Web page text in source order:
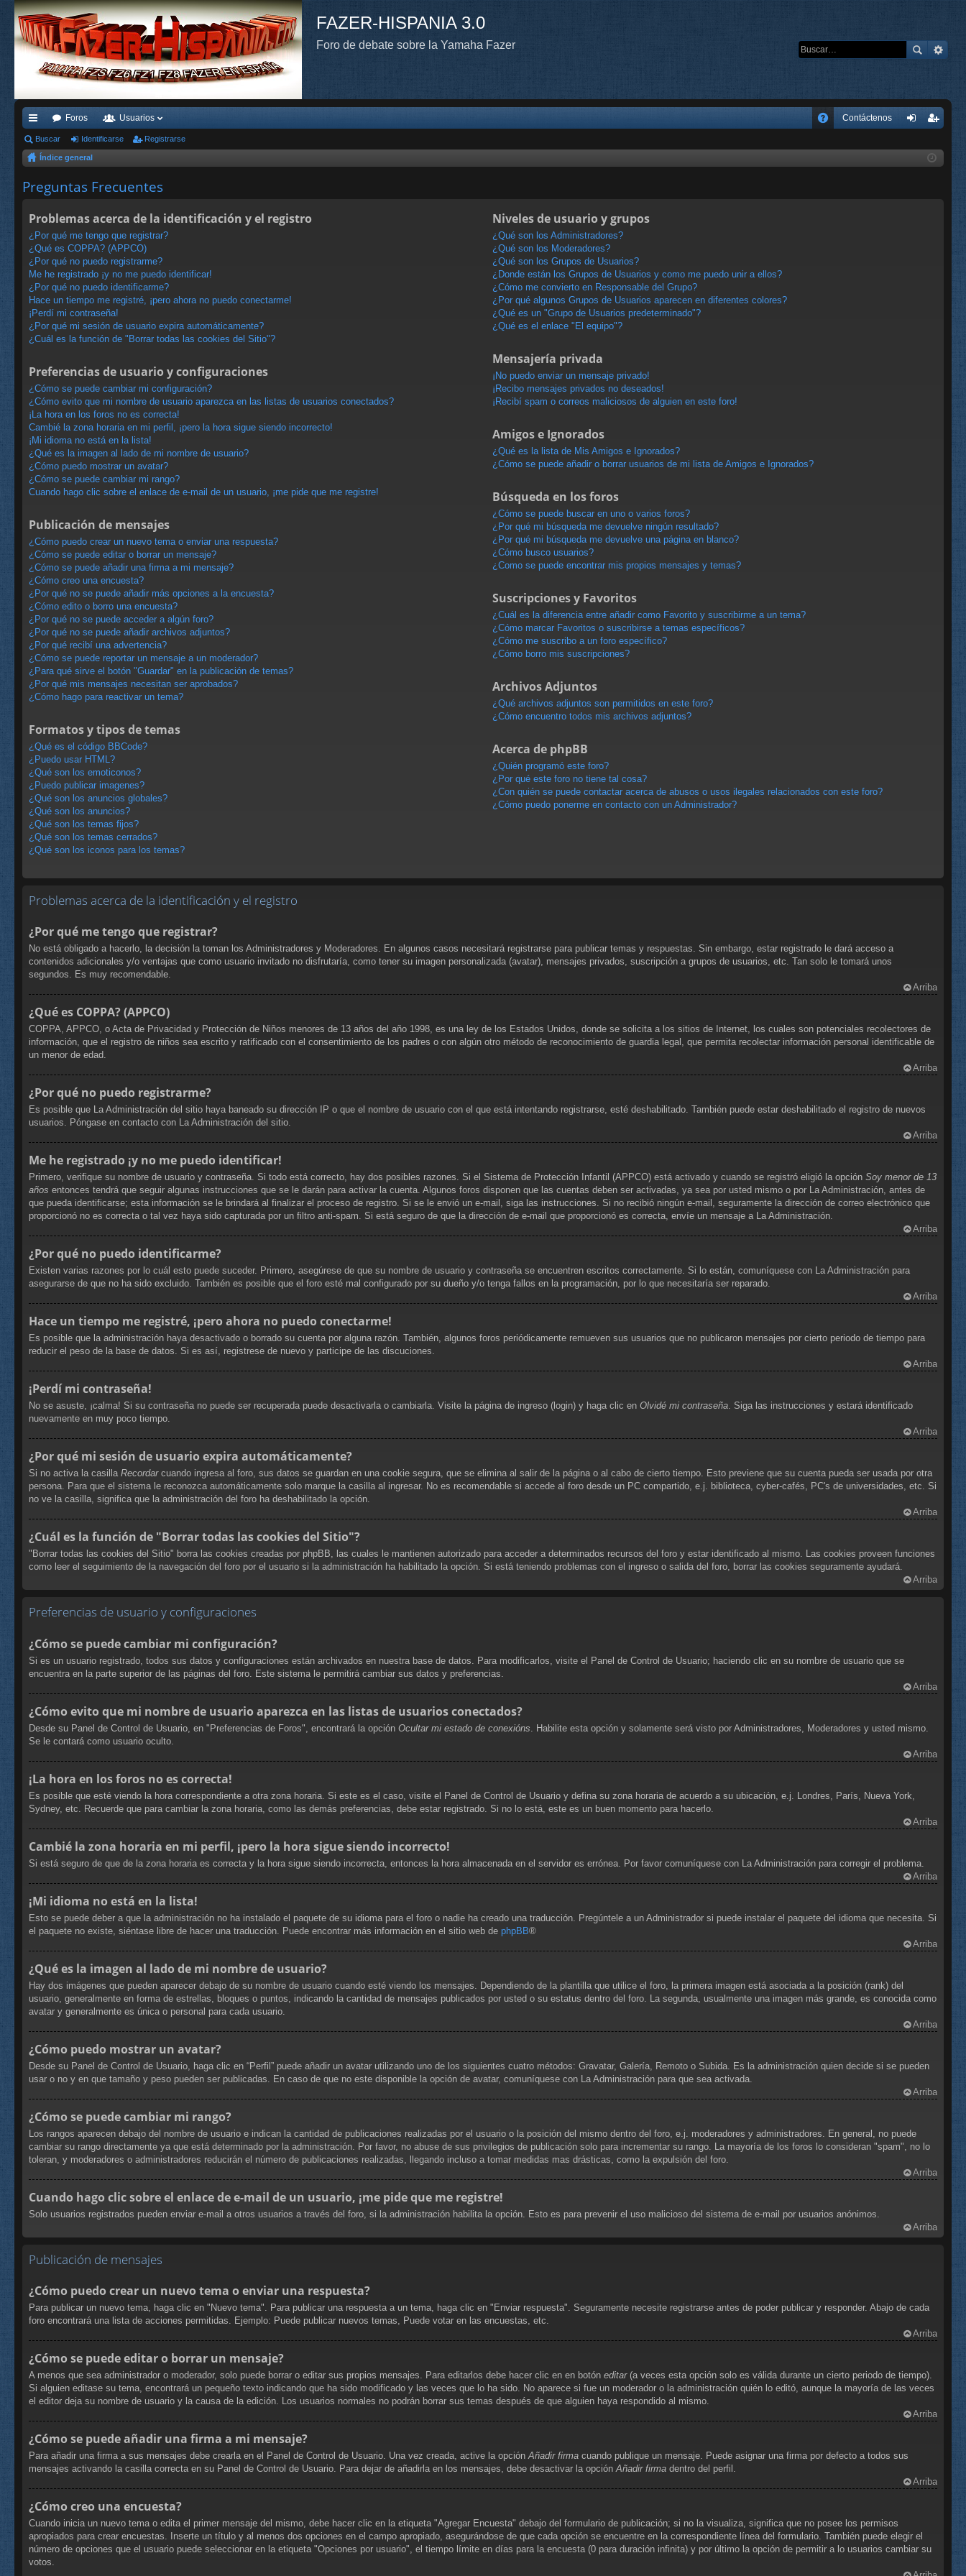
FAZER-HISPANIA 3.0
Foro de debate sobre la Yamaha Fazer
nl
ac
es
pi
do
s
Foros Usuarios Contáctenos
ist
Buscar Identificarse Registrarse
Índice general
Preguntas Frecuentes
Problemas acerca de la identificación y el registro
¿Por qué me tengo que registrar?
¿Qué es COPPA? (APPCO)
¿Por qué no puedo registrarme?
Me he registrado ¡y no me puedo identificar!
¿Por qué no puedo identificarme?
Hace un tiempo me registré, ¡pero ahora no puedo conectarme!
¡Perdí mi contraseña!
¿Por qué mi sesión de usuario expira automáticamente?
¿Cuál es la función de "Borrar todas las cookies del Sitio"?
Preferencias de usuario y configuraciones
¿Cómo se puede cambiar mi configuración?
¿Cómo evito que mi nombre de usuario aparezca en las listas de usuarios conectados?
¡La hora en los foros no es correcta!
Cambié la zona horaria en mi perfil, ¡pero la hora sigue siendo incorrecto!
¡Mi idioma no está en la lista!
¿Qué es la imagen al lado de mi nombre de usuario?
¿Cómo puedo mostrar un avatar?
¿Cómo se puede cambiar mi rango?
Cuando hago clic sobre el enlace de e-mail de un usuario, ¡me pide que me registre!
Publicación de mensajes
¿Cómo puedo crear un nuevo tema o enviar una respuesta?
¿Cómo se puede editar o borrar un mensaje?
¿Cómo se puede añadir una firma a mi mensaje?
¿Cómo creo una encuesta?
¿Por qué no se puede añadir más opciones a la encuesta?
¿Cómo edito o borro una encuesta?
¿Por qué no se puede acceder a algún foro?
¿Por qué no se puede añadir archivos adjuntos?
¿Por qué recibí una advertencia?
¿Cómo se puede reportar un mensaje a un moderador?
¿Para qué sirve el botón "Guardar" en la publicación de temas?
¿Por qué mis mensajes necesitan ser aprobados?
¿Cómo hago para reactivar un tema?
Formatos y tipos de temas
¿Qué es el código BBCode?
¿Puedo usar HTML?
¿Qué son los emoticonos?
¿Puedo publicar imagenes?
¿Qué son los anuncios globales?
¿Qué son los anuncios?
¿Qué son los temas fijos?
¿Qué son los temas cerrados?
¿Qué son los iconos para los temas?
Niveles de usuario y grupos
¿Qué son los Administradores?
¿Qué son los Moderadores?
¿Qué son los Grupos de Usuarios?
¿Donde están los Grupos de Usuarios y como me puedo unir a ellos?
¿Cómo me convierto en Responsable del Grupo?
¿Por qué algunos Grupos de Usuarios aparecen en diferentes colores?
¿Qué es un "Grupo de Usuarios predeterminado"?
¿Qué es el enlace "El equipo"?
Mensajería privada
¡No puedo enviar un mensaje privado!
¡Recibo mensajes privados no deseados!
¡Recibí spam o correos maliciosos de alguien en este foro!
Amigos e Ignorados
¿Qué es la lista de Mis Amigos e Ignorados?
¿Cómo se puede añadir o borrar usuarios de mi lista de Amigos e Ignorados?
Búsqueda en los foros
¿Cómo se puede buscar en uno o varios foros?
¿Por qué mi búsqueda me devuelve ningún resultado?
¿Por qué mi búsqueda me devuelve una página en blanco?
¿Cómo busco usuarios?
¿Como se puede encontrar mis propios mensajes y temas?
Suscripciones y Favoritos
¿Cuál es la diferencia entre añadir como Favorito y suscribirme a un tema?
¿Cómo marcar Favoritos o suscribirse a temas específicos?
¿Cómo me suscribo a un foro específico?
¿Cómo borro mis suscripciones?
Archivos Adjuntos
¿Qué archivos adjuntos son permitidos en este foro?
¿Cómo encuentro todos mis archivos adjuntos?
Acerca de phpBB
¿Quién programó este foro?
¿Por qué este foro no tiene tal cosa?
¿Con quién se puede contactar acerca de abusos o usos ilegales relacionados con este foro?
¿Cómo puedo ponerme en contacto con un Administrador?
Problemas acerca de la identificación y el registro
¿Por qué me tengo que registrar?
No está obligado a hacerlo, la decisión la toman los Administradores y Moderadores. En algunos casos necesitará registrarse para publicar temas y respuestas. Sin embargo, estar registrado le dará acceso a
contenidos adicionales y/o ventajas que como usuario invitado no disfrutaría, como tener su imagen personalizada (avatar), mensajes privados, suscripción a grupos de usuarios, etc. Tan solo le tomará unos
segundos. Es muy recomendable.
Arriba
¿Qué es COPPA? (APPCO)
COPPA, APPCO, o Acta de Privacidad y Protección de Niños menores de 13 años del año 1998, es una ley de los Estados Unidos, donde se solicita a los sitios de Internet, los cuales son potenciales recolectores de
información, que el registro de niños sea escrito y ratificado con el consentimiento de los padres o con algún otro método de reconocimiento de guardia legal, que permita recolectar información personal identificable de
un menor de edad.
Arriba
¿Por qué no puedo registrarme?
Es posible que La Administración del sitio haya baneado su dirección IP o que el nombre de usuario con el que está intentando registrarse, esté deshabilitado. También puede estar deshabilitado el registro de nuevos
usuarios. Póngase en contacto con La Administración del sitio.
Arriba
Me he registrado ¡y no me puedo identificar!
Primero, verifique su nombre de usuario y contraseña. Si todo está correcto, hay dos posibles razones. Si el Sistema de Protección Infantil (APPCO) está activado y cuando se registró eligió la opción Soy menor de 13
años entonces tendrá que seguir algunas instrucciones que se le darán para activar la cuenta. Algunos foros disponen que las cuentas deben ser activadas, ya sea por usted mismo o por La Administración, antes de
que pueda identificarse; esta información se le brindará al finalizar el proceso de registro. Si se le envió un e-mail, siga las instrucciones. Si no recibió ningún e-mail, seguramente la dirección de correo electrónico que
proporcionó no es correcta o tal vez haya sido capturada por un filtro anti-spam. Si está seguro de que la dirección de e-mail que proporcionó es correcta, envíe un mensaje a La Administración.
Arriba
¿Por qué no puedo identificarme?
Existen varias razones por lo cuál esto puede suceder. Primero, asegúrese de que su nombre de usuario y contraseña se encuentren escritos correctamente. Si lo están, comuníquese con La Administración para
asegurarse de que no ha sido excluido. También es posible que el foro esté mal configurado por su dueño y/o tenga fallos en la programación, por lo que necesitaría ser reparado.
Arriba
Hace un tiempo me registré, ¡pero ahora no puedo conectarme!
Es posible que la administración haya desactivado o borrado su cuenta por alguna razón. También, algunos foros periódicamente remueven sus usuarios que no publicaron mensajes por cierto periodo de tiempo para
reducir el peso de la base de datos. Si es así, registrese de nuevo y participe de las discuciones.
Arriba
¡Perdí mi contraseña!
No se asuste, ¡calma! Si su contraseña no puede ser recuperada puede desactivarla o cambiarla. Visite la página de ingreso (login) y haga clic en Olvidé mi contraseña. Siga las instrucciones y estará identificado
nuevamente en muy poco tiempo.
Arriba
¿Por qué mi sesión de usuario expira automáticamente?
Si no activa la casilla Recordarcuando ingresa al foro, sus datos se guardan en una cookie segura, que se elimina al salir de la página o al cabo de cierto tiempo. Esto previene que su cuenta pueda ser usada por otra
persona. Para que el sistema le reconozca automáticamente solo marque la casilla al ingresar. No es recomendable si accede al foro desde un PC compartido, e.j. biblioteca, cyber-cafés, PC's de universidades, etc. Si
no ve la casilla, significa que la administración del foro ha deshabilitado la opción.
Arriba
¿Cuál es la función de "Borrar todas las cookies del Sitio"?
"Borrar todas las cookies del Sitio" borra las cookies creadas por phpBB, las cuales le mantienen autorizado para acceder a determinados recursos del foro y estar identificado al mismo. Las cookies proveen funciones
como leer el seguimiento de la navegación del foro por el usuario si la administración ha habilitado la opción. Si está teniendo problemas con el ingreso o salida del foro, borrar las cookies seguramente ayudará.
Arriba
Preferencias de usuario y configuraciones
¿Cómo se puede cambiar mi configuración?
Si es un usuario registrado, todos sus datos y configuraciones están archivados en nuestra base de datos. Para modificarlos, visite el Panel de Control de Usuario; haciendo clic en su nombre de usuario que se
encuentra en la parte superior de las páginas del foro. Este sistema le permitirá cambiar sus datos y preferencias.
Arriba
¿Cómo evito que mi nombre de usuario aparezca en las listas de usuarios conectados?
Desde su Panel de Control de Usuario, en "Preferencias de Foros", encontrará la opción Ocultar mi estado de conexións . Habilite esta opción y solamente será visto por Administradores, Moderadores y usted mismo.
Se le contará como usuario oculto.
Arriba
¡La hora en los foros no es correcta!
Es posible que esté viendo la hora correspondiente a otra zona horaria. Si este es el caso, visite el Panel de Control de Usuario y defina su zona horaria de acuerdo a su ubicación, e.j. Londres, París, Nueva York,
Sydney, etc. Recuerde que para cambiar la zona horaria, como las demás preferencias, debe estar registrado. Si no lo está, este es un buen momento para hacerlo.
Arriba
Cambié la zona horaria en mi perfil, ¡pero la hora sigue siendo incorrecto!
Si está seguro de que de la zona horaria es correcta y la hora sigue siendo incorrecta, entonces la hora almacenada en el servidor es errónea. Por favor comuníquese con La Administración para corregir el problema.
Arriba
¡Mi idioma no está en la lista!
Esto se puede deber a que la administración no ha instalado el paquete de su idioma para el foro o nadie ha creado una traducción. Pregúntele a un Administrador si puede instalar el paquete del idioma que necesita. Si
el paquete no existe, siéntase libre de hacer una traducción. Puede encontrar más información en el sitio web de phpBB®
Arriba
¿Qué es la imagen al lado de mi nombre de usuario?
Hay dos imágenes que pueden aparecer debajo de su nombre de usuario cuando esté viendo los mensajes. Dependiendo de la plantilla que utilice el foro, la primera imagen está asociada a la posición (rank) del
usuario, generalmente en forma de estrellas, bloques o puntos, indicando la cantidad de mensajes publicados por usted o su estatus dentro del foro. La segunda, usualmente una imagen más grande, es conocida como
avatar y generalmente es única o personal para cada usuario.
Arriba
¿Cómo puedo mostrar un avatar?
Desde su Panel de Control de Usuario, haga clic en “Perfil” puede añadir un avatar utilizando uno de los siguientes cuatro métodos: Gravatar, Galería, Remoto o Subida. Es la administración quien decide si se pueden
usar o no y en que tamaño y peso pueden ser publicadas. En caso de que no este disponible la opción de avatar, comuníquese con La Administración para que sea activada.
Arriba
¿Cómo se puede cambiar mi rango?
Los rangos aparecen debajo del nombre de usuario e indican la cantidad de publicaciones realizadas por el usuario o la posición del mismo dentro del foro, e.j. moderadores y administradores. En general, no puede
cambiar su rango directamente ya que está determinado por la administración. Por favor, no abuse de sus privilegios de publicación solo para incrementar su rango. La mayoría de los foros lo consideran "spam", no lo
toleran, y moderadores o administradores reducirán el número de publicaciones realizadas, llegando incluso a tomar medidas mas drásticas, como la expulsión del foro.
Arriba
Cuando hago clic sobre el enlace de e-mail de un usuario, ¡me pide que me registre!
Solo usuarios registrados pueden enviar e-mail a otros usuarios a través del foro, si la administración habilita la opción. Esto es para prevenir el uso malicioso del sistema de e-mail por usuarios anónimos.
Arriba
Publicación de mensajes
¿Cómo puedo crear un nuevo tema o enviar una respuesta?
Para publicar un nuevo tema, haga clic en "Nuevo tema". Para publicar una respuesta a un tema, haga clic en "Enviar respuesta". Seguramente necesite registrarse antes de poder publicar y responder. Abajo de cada
foro encontrará una lista de acciones permitidas. Ejemplo: Puede publicar nuevos temas, Puede votar en las encuestas, etc.
Arriba
¿Cómo se puede editar o borrar un mensaje?
A menos que sea administrador o moderador, solo puede borrar o editar sus propios mensajes. Para editarlos debe hacer clic en en botón editar(a veces esta opción solo es válida durante un cierto periodo de tiempo).
Si alguien editase su tema, encontrará un pequeño texto indicando que ha sido modificado y las veces que lo ha sido. No aparece si fue un moderador o la administración quién lo editó, aunque la mayoría de las veces
el editor deja su nombre de usuario y la causa de la edición. Los usuarios normales no podrán borrar sus temas después de que alguien haya respondido al mismo.
Arriba
¿Cómo se puede añadir una firma a mi mensaje?
Para añadir una firma a sus mensajes debe crearla en el Panel de Control de Usuario. Una vez creada, active la opciónAñadir firma cuando publique un mensaje. Puede asignar una firma por defecto a todos sus
mensajes activando la casilla correcta en su Panel de Control de Usuario. Para dejar de añadirla en los mensajes, debe desactivar la opciónAñadir firma dentro del perfil.
Arriba
¿Cómo creo una encuesta?
Cuando inicia un nuevo tema o edita el primer mensaje del mismo, debe hacer clic en la etiqueta "Agregar Encuesta" debajo del formulario de publicación; si no la visualiza, significa que no posee los permisos
apropiados para crear encuestas. Inserte un título y al menos dos opciones en el campo apropiado, asegurándose de que cada opción se encuentre en la correspondiente línea del formulario. También puede elegir el
número de opciones que el usuario puede seleccionar en la etiqueta "Opciones por usuario", el tiempo límite en días para la encuesta (0 para duración infinita) y por último la opción de permitir a lo usuarios cambiar su
votos.